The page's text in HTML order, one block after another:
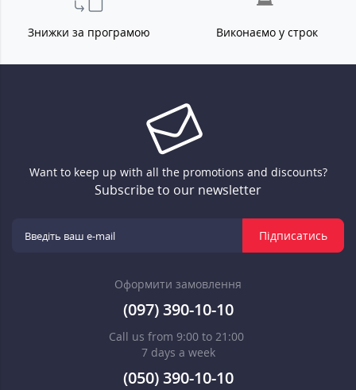
Знижки за програмою Виконаємо у строк
Want to keep up with all the promotions and discounts?
Subscribe to our newsletter
Підписатись
Оформити замовлення
(097) 390-10-10
Call us from 9:00 to 21:00
7 days a week
(050) 390-10-10